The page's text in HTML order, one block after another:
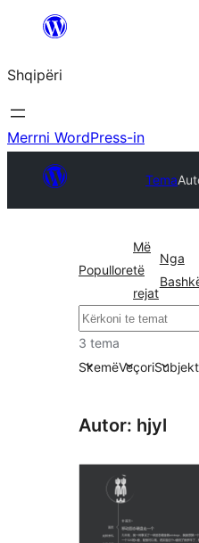
Hidhu
lënda
Shqipëri
Merrni WordPress-in
Tema
Popullore
Më
të
rejat
Nga
Kërko
3 tema
SkemëVeçori
Autor: hjyl